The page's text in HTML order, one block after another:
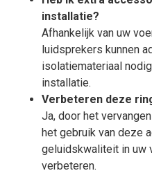
installatie?
Afhankelijk van uw
luidsprekers kunnen
isolatiemateriaal
installatie.
Verbeteren deze
Ja, door het
het gebruik van deze
geluidskwaliteit in uw
verbeteren.